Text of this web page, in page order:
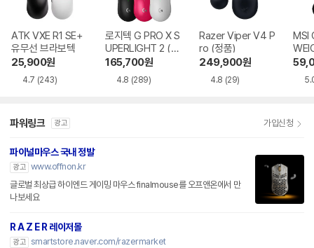
ATK VXE R1 SE+
유무선 브라보텍
25,900원
4.7 (243)
로지텍 G PRO X S
UPERLIGHT 2 (정
품)
165,700원
4.8 (289)
Razer Viper V4 P
ro (정품)
249,900원
4.8 (29)
MSI
SS
파워링크 광고 가입신청
파이널마우스 국내 정발
광고 www.offnon.kr
글로벌 최상급 하이엔드 게이밍 마우스 finalmouse를 오프앤온에서 만
나보세요
R A Z E R 레이저몰
광고 smartstore.naver.com/razermarket